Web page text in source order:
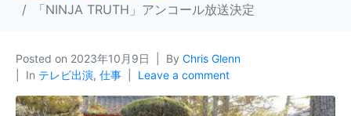
「NINJA TRUTH」アンコール放送決定
Posted on 2023年10月9日 By Chris Glenn
In テレビ出演, 仕事 Leave a comment